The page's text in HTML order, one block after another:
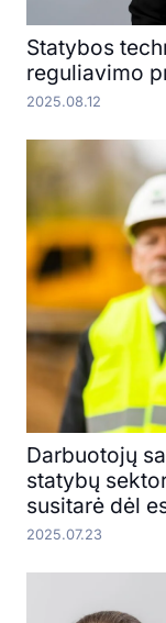
Statybos
reguliavimo
2025.08.12
Darbuotojų
statybų
susitarė dėl
2025.07.23